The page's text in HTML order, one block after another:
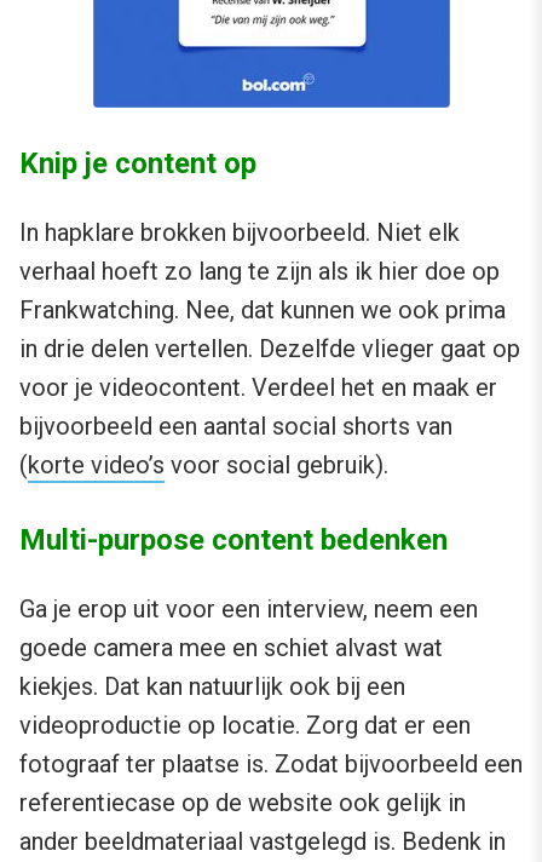
Knip je content op
In hapklare brokken bijvoorbeeld. Niet elk
verhaal hoeft zo lang te zijn als ik hier doe op
Frankwatching. Nee, dat kunnen we ook prima
in drie delen vertellen. Dezelfde vlieger gaat op
voor je videocontent. Verdeel het en maak er
bijvoorbeeld een aantal social shorts van
(korte video’s voor social gebruik).
Multi-purpose content bedenken
Ga je erop uit voor een interview, neem een
goede camera mee en schiet alvast wat
kiekjes. Dat kan natuurlijk ook bij een
videoproductie op locatie. Zorg dat er een
fotograaf ter plaatse is. Zodat bijvoorbeeld een
referentiecase op de website ook gelijk in
ander beeldmateriaal vastgelegd is. Bedenk in